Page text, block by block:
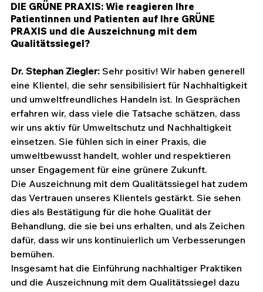
DIE GRÜNE PRAXIS: Wie reagieren Ihre
Patientinnen und Patienten auf Ihre GRÜNE
PRAXIS und die Auszeichnung mit dem
Qualitätssiegel?
Dr. Stephan Ziegler: Sehr positiv! Wir haben generell
eine Klientel, die sehr sensibilisiert für Nachhaltigkeit
und umweltfreundliches Handeln ist. In Gesprächen
erfahren wir, dass viele die Tatsache schätzen, dass
wir uns aktiv für Umweltschutz und Nachhaltigkeit
einsetzen. Sie fühlen sich in einer Praxis, die
umweltbewusst handelt, wohler und respektieren
unser Engagement für eine grünere Zukunft.
Die Auszeichnung mit dem Qualitätssiegel hat zudem
das Vertrauen unseres Klientels gestärkt. Sie sehen
dies als Bestätigung für die hohe Qualität der
Behandlung, die sie bei uns erhalten, und als Zeichen
dafür, dass wir uns kontinuierlich um Verbesserungen
bemühen.
Insgesamt hat die Einführung nachhaltiger Praktiken
und die Auszeichnung mit dem Qualitätssiegel dazu